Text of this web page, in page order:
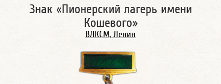
Знак «Пионерский лагерь имени
Кошевого»
ВЛКСМ, Ленин